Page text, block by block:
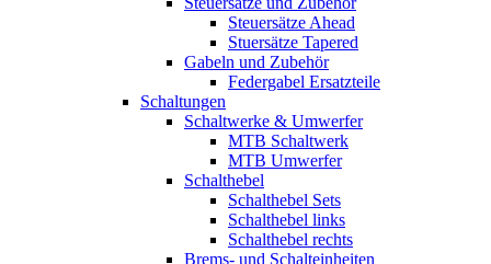
Steuersätze Ahead
Stuersätze Tapered
Gabeln und Zubehör
Federgabel Ersatzteile
Schaltungen
Schaltwerke & Umwerfer
MTB Schaltwerk
MTB Umwerfer
Schalthebel
Schalthebel Sets
Schalthebel links
Schalthebel rechts
Brems- und Schalteinheiten